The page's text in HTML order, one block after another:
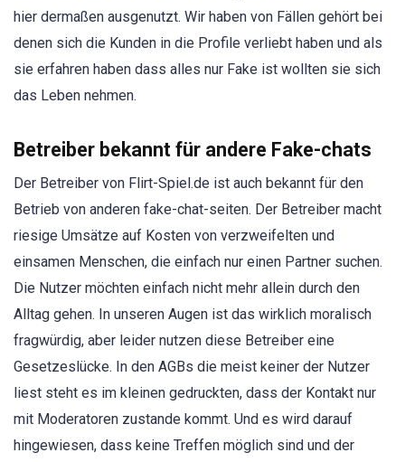
hier dermaßen ausgenutzt. Wir haben von Fällen gehört bei
denen sich die Kunden in die Profile verliebt haben und als
sie erfahren haben dass alles nur Fake ist wollten sie sich
das Leben nehmen.
Betreiber bekannt für andere Fake-chats
Der Betreiber von Flirt-Spiel.de ist auch bekannt für den
Betrieb von anderen fake-chat-seiten. Der Betreiber macht
riesige Umsätze auf Kosten von verzweifelten und
einsamen Menschen, die einfach nur einen Partner suchen.
Die Nutzer möchten einfach nicht mehr allein durch den
Alltag gehen. In unseren Augen ist das wirklich moralisch
fragwürdig, aber leider nutzen diese Betreiber eine
Gesetzeslücke. In den AGBs die meist keiner der Nutzer
liest steht es im kleinen gedruckten, dass der Kontakt nur
mit Moderatoren zustande kommt. Und es wird darauf
hingewiesen, dass keine Treffen möglich sind und der